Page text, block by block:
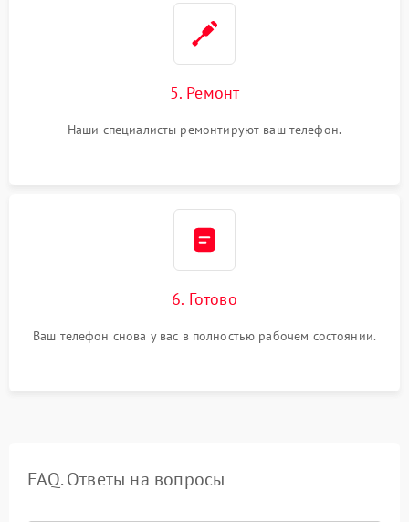
5. Ремонт
Наши специалисты ремонтируют ваш телефон.
6. Готово
Ваш телефон снова у вас в полностью рабочем состоянии.
FAQ. Ответы на вопросы